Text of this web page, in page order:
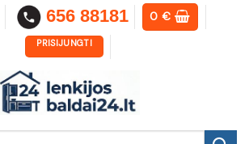
656 88181 0€
PRISIJUNGTI